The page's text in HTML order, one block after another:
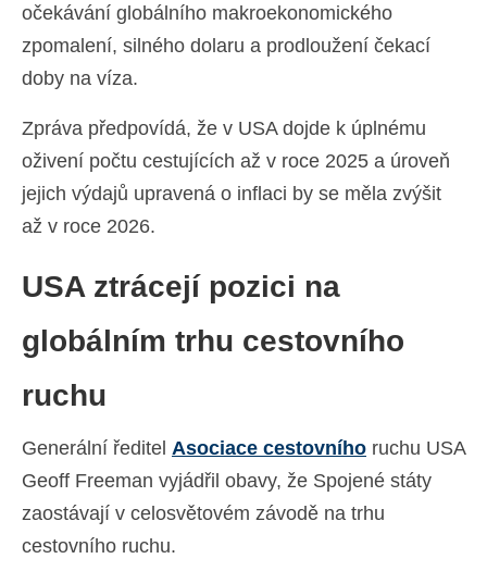
očekávání globálního makroekonomického
zpomalení, silného dolaru a prodloužení čekací
doby na víza.
Zpráva předpovídá, že v USA dojde k úplnému
oživení počtu cestujících až v roce 2025 a úroveň
jejich výdajů upravená o inflaci by se měla zvýšit
až v roce 2026.
USA ztrácejí pozici na
globálním trhu cestovního
ruchu
Generální ředitel Asociace cestovního ruchu USA
Geoff Freeman vyjádřil obavy, že Spojené státy
zaostávají v celosvětovém závodě na trhu
cestovního ruchu.